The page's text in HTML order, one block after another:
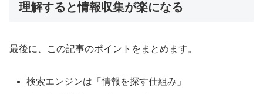
理解すると情報収集が楽になる
最後に、この記事のポイントをまとめます。
検索エンジンは「情報を探す仕組み」